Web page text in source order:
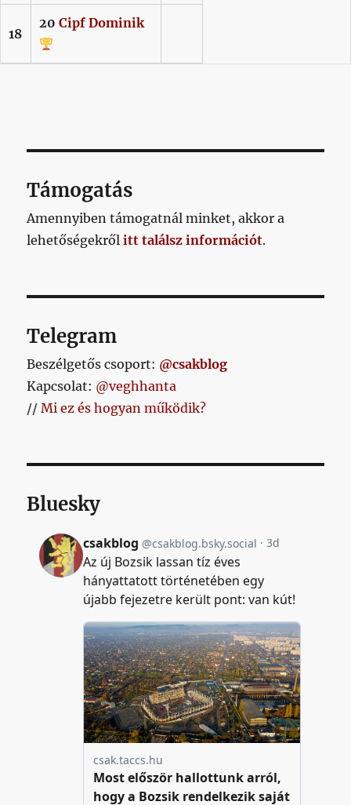
18
20 Cipf Dominik
Támogatás
Amennyiben támogatnál minket, akkor a
lehetőségekrőlitt találsz információt.
Telegram
Beszélgetős csoport: @csakblog
Kapcsolat: @veghhanta
//Mi ez és hogyan működik?
Bluesky